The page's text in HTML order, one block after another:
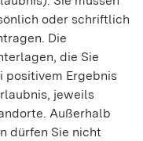
oder schriftlich
Die
die Sie
positivem Ergebnis
jeweils
Außerhalb
dürfen Sie nicht